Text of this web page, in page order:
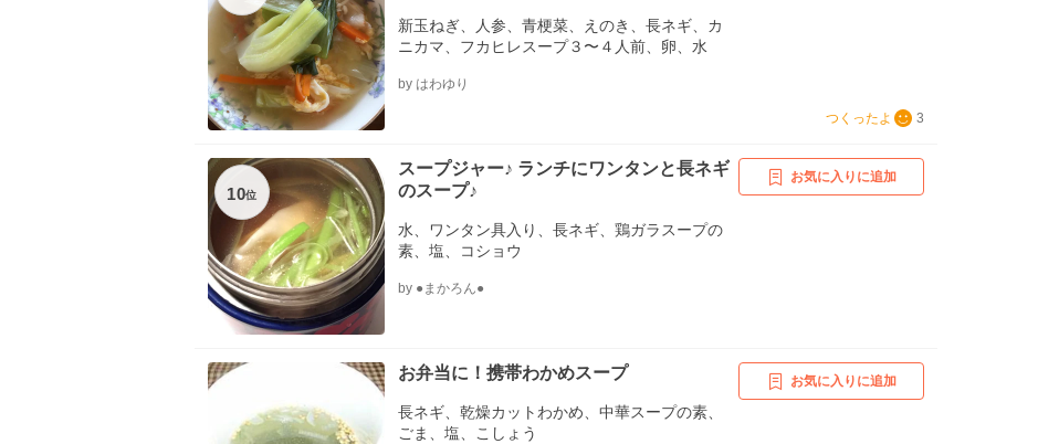
新玉ねぎ、人参、青梗菜、えのき、長ネギ、カ
ニカマ、フカヒレスープ３〜４人前、卵、水
by はわゆり
つくったよ 3
10位
スープジャー♪ ランチにワンタンと長ネギ
のスープ♪
水、ワンタン具入り、長ネギ、鶏ガラスープの
素、塩、コショウ
by ●まかろん●
お気に入りに追加
お弁当に！携帯わかめスープ
長ネギ、乾燥カットわかめ、中華スープの素、
ごま、塩、こしょう
お気に入りに追加